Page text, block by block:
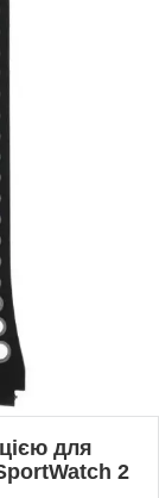
для
2